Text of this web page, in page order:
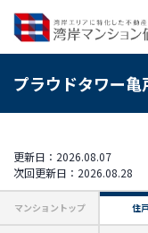
プラウドタワー亀
更新日：2026.08.07
次回更新日：2026.08.28
マンショントップ 住